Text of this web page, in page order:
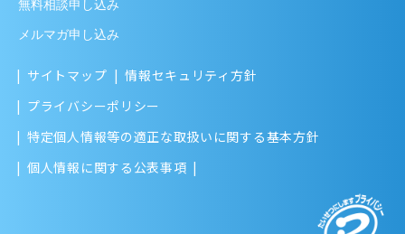
無料相談申し込み
メルマガ申し込み
サイトマップ
情報セキュリティ方針
プライバシーポリシー
特定個人情報等の適正な取扱いに関する基本方針
個人情報に関する公表事項